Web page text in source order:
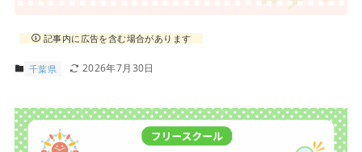
記事内に広告を含む場合があります
千葉県 2026年7月30日